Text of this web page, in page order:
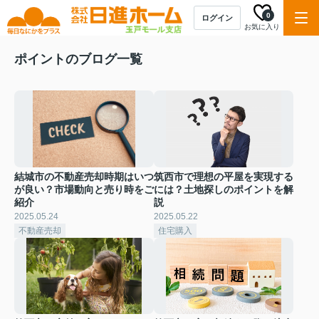
ログイン
お気に入り
0
ポイントのブログ一覧
結城市の不動産売却時期はいつ
が良い？市場動向と売り時をご
紹介
2025.05.24
不動産売却
筑西市で理想の平屋を実現する
には？土地探しのポイントを解
説
2025.05.22
住宅購入